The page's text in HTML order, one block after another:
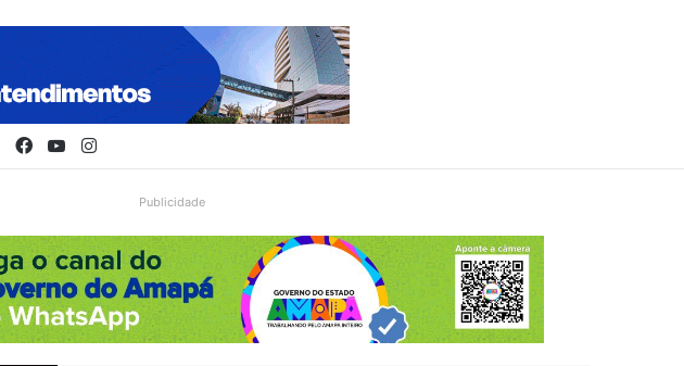
Facebook
YouTubeInstagram
Publicidade